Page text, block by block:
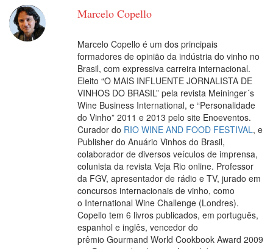
Marcelo Copello
Marcelo Copello é um dos principais
formadores de opinião da indústria do vinho no
Brasil, com expressiva carreira internacional.
Eleito “O MAIS INFLUENTE JORNALISTA DE
VINHOS DO BRASIL” pela revista Meininger´s
Wine Business International, e “Personalidade
do Vinho” 2011 e 2013 pelo site Enoeventos.
Curador do RIO WINE AND FOOD FESTIVAL, e
Publisher do Anuário Vinhos do Brasil,
colaborador de diversos veículos de imprensa,
colunista da revista Veja Rio online. Professor
da FGV, apresentador de rádio e TV, jurado em
concursos internacionais de vinho, como
o International Wine Challenge (Londres).
Copello tem 6 livros publicados, em português,
espanhol e inglês, vencedor do
prêmio Gourmand World Cookbook Award 2009